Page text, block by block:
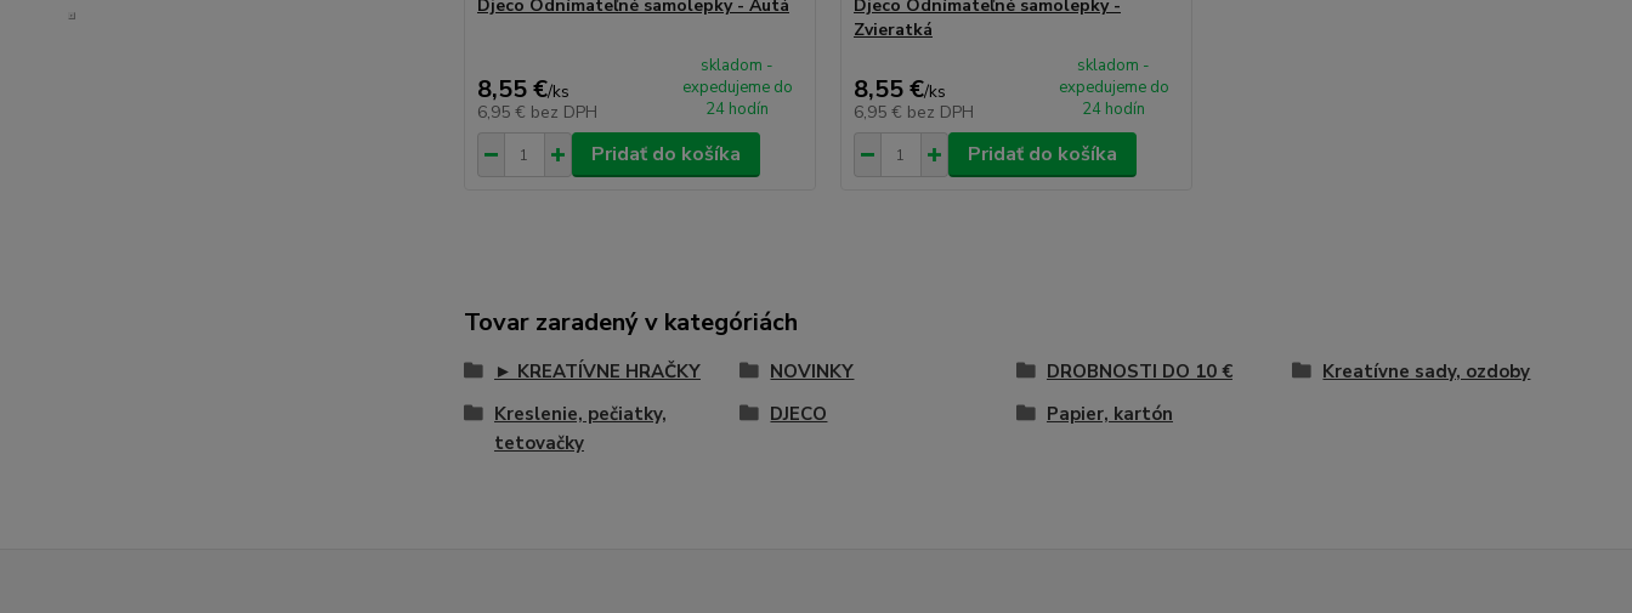
Djeco Odnímateľné samolepky - Autá
8,55 €/ks
6,95 € bez DPH
skladom -
expedujeme do
24 hodín
Pridať do košíka
Djeco Odnímateľné samolepky -
Zvieratká
8,55 €/ks
6,95 € bez DPH
skladom -
expedujeme do
24 hodín
Pridať do košíka
Tovar zaradený v kategóriách
► KREATÍVNE HRAČKY NOVINKY DROBNOSTI DO 10 €
Kreatívne sady, ozdoby
Kreslenie, pečiatky,
tetovačky
DJECO Papier, kartón